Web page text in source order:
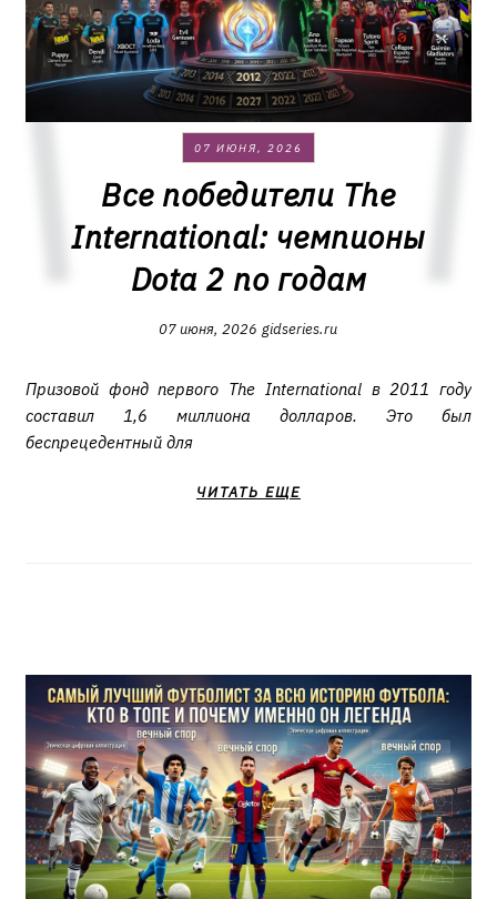
07 ИЮНЯ, 2026
Все победители The
International: чемпионы
Dota 2 по годам
07 июня, 2026 gidseries.ru
Призовой фонд первого The International в 2011 году
составил 1,6 миллиона долларов. Это был
беспрецедентный для
ЧИТАТЬ ЕЩЕ